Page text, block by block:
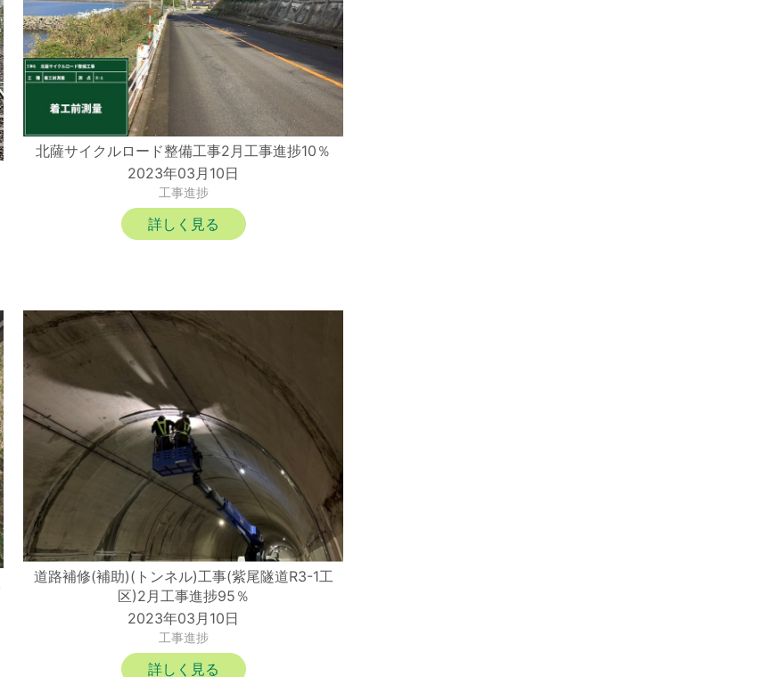
北薩サイクルロード整備工事2月工事進捗10％
2023年03月10日
工事進捗
詳しく見る
道路補修(補助)(トンネル)工事(紫尾隧道R3-1工
区)2月工事進捗95％
2023年03月10日
工事進捗
詳しく見る